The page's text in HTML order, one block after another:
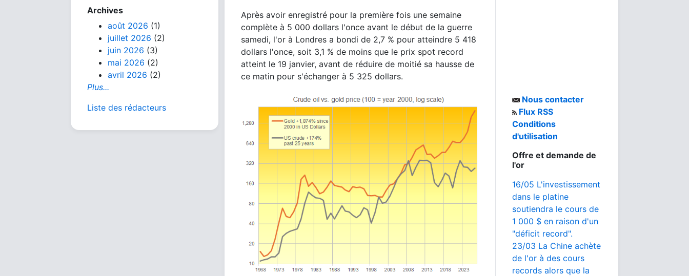
Archives
août 2026 (1)
juillet 2026 (2)
juin 2026 (3)
mai 2026 (2)
avril 2026 (2)
Plus...
Liste des rédacteurs
Après avoir enregistré pour la première fois une semaine
complète à 5 000 dollars l'once avant le début de la guerre
samedi, l'or à Londres a bondi de 2,7 % pour atteindre 5 418
dollars l'once, soit 3,1 % de moins que le prix spot record
atteint le 19 janvier, avant de réduire de moitié sa hausse de
ce matin pour s'échanger à 5 325 dollars.
Nous contacter
Flux RSS
Conditions
d'utilisation
Offre et demande de
l'or
16/05 L'investissement
dans le platine
soutiendra le cours de
1 000 $ en raison d'un
"déficit record".
23/03 La Chine achète
de l'or à des cours
records alors que la